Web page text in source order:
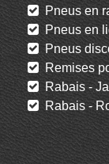
Pneus en
Pneus en
Pneus
Remises
Rabais -
Rabais -